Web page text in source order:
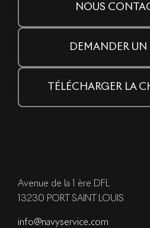
NOUS
DEMANDER UN
TÉLÉCHARGER LA
Avenue de la 1 ère DFL
13230 PORT SAINT LOUIS
info@navyservice.com